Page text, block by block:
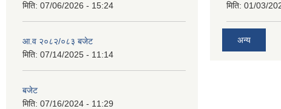
मिति: 07/06/2026 - 15:24
आ.व २०८२/०८३ बजेट
मिति: 07/14/2025 - 11:14
बजेट
मिति: 07/16/2024 - 11:29
मिति: 01/03/
अन्य